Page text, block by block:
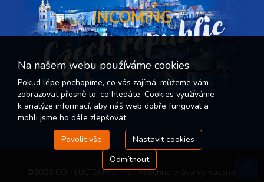
INCOMING
Czech republic
©2026 CONSULTOUR s. r. o.. Všechna práva vyhrazena.
Na našem webu používáme cookies
Pokud lépe pochopíme, co vás zajímá, můžeme vám
zobrazovat přesně to, co hledáte. Cookies využíváme
k analýze informací, aby náš web dobře fungoval a
mohli jsme ho dále zlepšovat.
Povolit vše
Nastavit cookies
Odmítnout